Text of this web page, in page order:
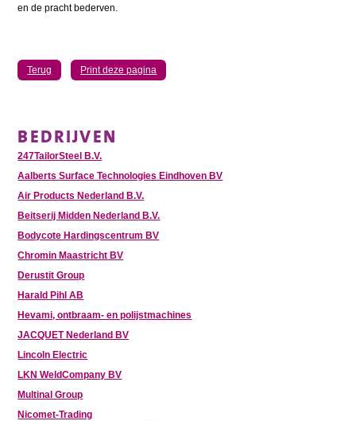
en de pracht bederven.
Terug Print deze pagina
BEDRIJVEN
247TailorSteel B.V.
Aalberts Surface Technologies Eindhoven BV
Air Products Nederland B.V.
Beitserij Midden Nederland B.V.
Bodycote Hardingscentrum BV
Chromin Maastricht BV
Derustit Group
Harald Pihl AB
Hevami, ontbraam- en polijstmachines
JACQUET Nederland BV
Lincoln Electric
LKN WeldCompany BV
Multinal Group
Nicomet-Trading